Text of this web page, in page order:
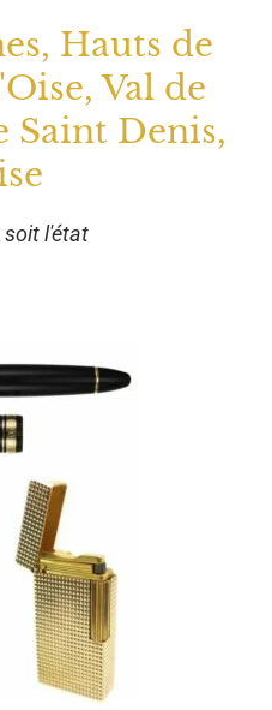
Hauts de
Val de
Saint Denis,
soit l'état